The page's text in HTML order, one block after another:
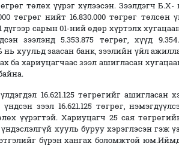
төлөх үүрэг хүлээсэн. Зээлдэгч
төгрөг нийт 16.830.000 төгрөг төлсөн
дүгээр сарын 01-ний өдөр хүртэлх
зээлэнд 5.353.875 төгрөг, хүүд
хуульд заасан банк, зээлийн үйл
ба хариуцагчаас зээл ашигласан
16.621.125 төгрөгийг ашигласан
зээл 16.621.125 төгрөг,
үүрэгтэй. Хариуцагч 25 сая
хууль буруу хэрэглэсэн гэж
бүрэн хангах боломжтой